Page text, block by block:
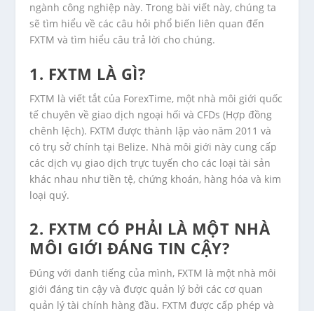
ngành công nghiệp này. Trong bài viết này, chúng ta
sẽ tìm hiểu về các câu hỏi phổ biến liên quan đến
FXTM và tìm hiểu câu trả lời cho chúng.
1. FXTM LÀ GÌ?
FXTM là viết tắt của ForexTime, một nhà môi giới quốc
tế chuyên về giao dịch ngoại hối và CFDs (Hợp đồng
chênh lệch). FXTM được thành lập vào năm 2011 và
có trụ sở chính tại Belize. Nhà môi giới này cung cấp
các dịch vụ giao dịch trực tuyến cho các loại tài sản
khác nhau như tiền tệ, chứng khoán, hàng hóa và kim
loại quý.
2. FXTM CÓ PHẢI LÀ MỘT NHÀ
MÔI GIỚI ĐÁNG TIN CẬY?
Đúng với danh tiếng của mình, FXTM là một nhà môi
giới đáng tin cậy và được quản lý bởi các cơ quan
quản lý tài chính hàng đầu. FXTM được cấp phép và